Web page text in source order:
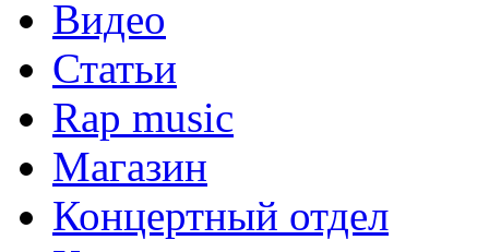
Видео
Статьи
Rap music
Магазин
Концертный отдел